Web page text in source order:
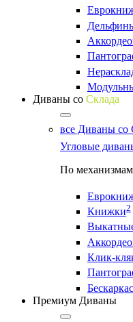
Диваны со Склада
все Диваны со
Угловые
По
Книжки2
Клик-
Премиум Диваны